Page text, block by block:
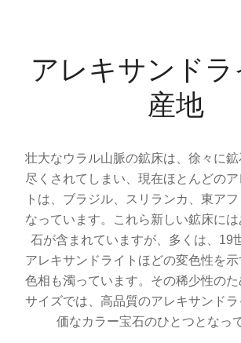
アレキサンド
産地
壮大なウラル山脈の鉱床は、徐々に鉱
尽くされてしまい、現在ほとんどの
トは、ブラジル、スリランカ、東ア
なっています。これら新しい鉱床に
石が含まれていますが、多くは、19
アレキサンドライトほどの変色性を示
色相も濁っています。その稀少性の
サイズでは、高品質のアレキサンド
価なカラー宝石のひとつとなっ